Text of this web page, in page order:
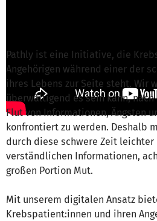
Pathly ist eine Initiative, die
Angehörigen während einer der
ihres Lebens zur Seite steht. Wir
überwältigend es sein kann,
Flut von Informationen, Ängsten
konfrontiert zu werden. Deshalb
durch diese schwere Zeit leichter
verständlichen Informationen,
großen Portion Mut.
Mit unserem digitalen Ansatz
Krebspatient:innen und ihren